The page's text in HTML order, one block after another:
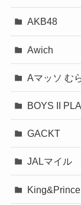
AKB48
Awich
Aマッソ む
BOYS II
GACKT
JALマイル
King&Prince